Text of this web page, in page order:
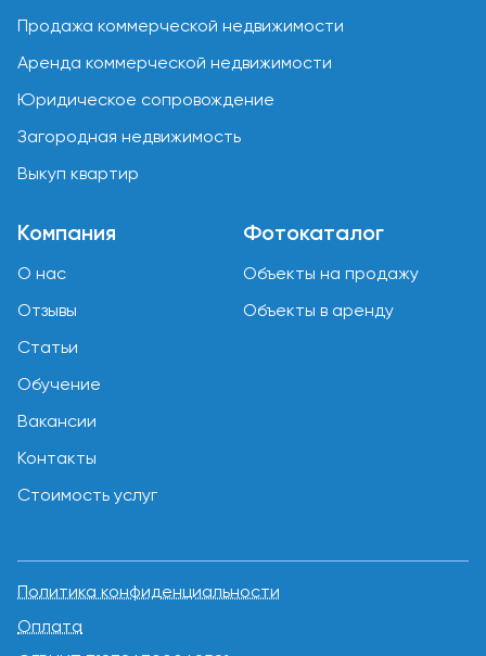
Продажа коммерческой недвижимости
Аренда коммерческой недвижимости
Юридическое сопровождение
Загородная недвижимость
Выкуп квартир
Компания
О нас
Отзывы
Статьи
Обучение
Вакансии
Контакты
Стоимость услуг
Фотокаталог
Объекты на продажу
Объекты в аренду
Политика конфиденциальности
Оплата